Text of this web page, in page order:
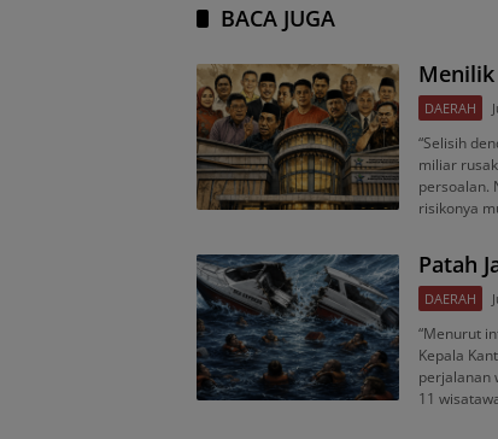
BACA JUGA
Menilik
DAERAH
“Selisih
miliar
persoalan.
risikonya
Patah
DAERAH
“Menurut
Kepala
perjalanan
11